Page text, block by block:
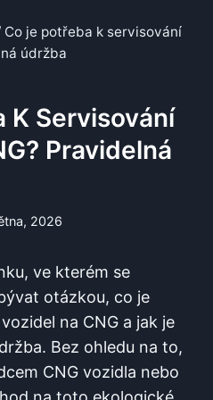
Co je potřeba k servisování
údržba
K Servisování
Pravidelná
2026
ve kterém se
otázkou, co je
na CNG a jak je
Bez ohledu na to,
CNG vozidla nebo